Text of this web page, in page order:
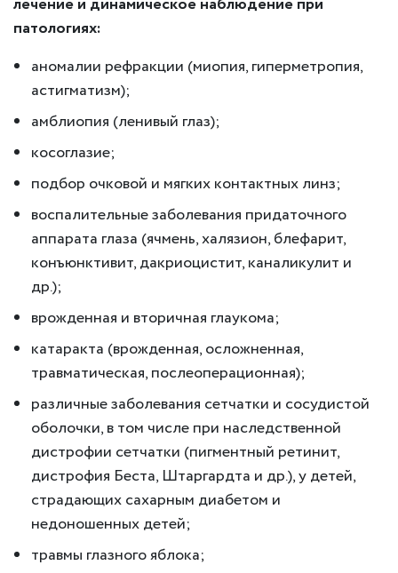
патологиях:
аномалии рефракции (миопия, гиперметропия,
астигматизм);
амблиопия (ленивый глаз);
косоглазие;
подбор очковой и мягких контактных линз;
воспалительные заболевания придаточного
аппарата глаза (ячмень, халязион, блефарит,
конъюнктивит, дакриоцистит, каналикулит и
др.);
врожденная и вторичная глаукома;
катаракта (врожденная, осложненная,
травматическая, послеоперационная);
различные заболевания сетчатки и сосудистой
оболочки, в том числе при наследственной
дистрофии сетчатки (пигментный ретинит,
дистрофия Беста, Штаргардта и др.), у детей,
страдающих сахарным диабетом и
недоношенных детей;
травмы глазного яблока;